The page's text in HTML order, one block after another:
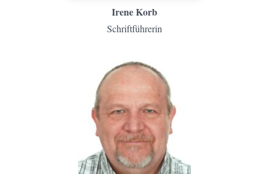
Irene Korb
Schriftführerin